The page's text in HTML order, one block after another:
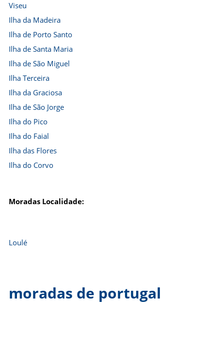
Viseu
Ilha da Madeira
Ilha de Porto Santo
Ilha de Santa Maria
Ilha de São Miguel
Ilha Terceira
Ilha da Graciosa
Ilha de São Jorge
Ilha do Pico
Ilha do Faial
Ilha das Flores
Ilha do Corvo
Moradas Localidade:
Loulé
moradas de portugal